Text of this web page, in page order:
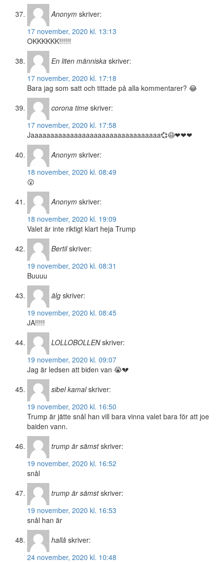
Anonym skriver:
17 november, 2020 kl. 13:13
OKKKKKK!!!!!!
En liten människa skriver:
17 november, 2020 kl. 17:18
Bara jag som satt och tittade på alla kommentarer? 😂
corona time skriver:
17 november, 2020 kl. 17:58
Jaaaaaaaaaaaaaaaaaaaaaaaaaaaaaaaaa💞😷❤❤❤
Anonym skriver:
18 november, 2020 kl. 08:49
😮
Anonym skriver:
18 november, 2020 kl. 19:09
Valet är inte riktigt klart heja Trump
Bertil skriver:
19 november, 2020 kl. 08:31
Buuuu
älg skriver:
19 november, 2020 kl. 08:45
JA!!!!!
LOLLOBOLLEN skriver:
19 november, 2020 kl. 09:07
Jag är ledsen att biden van 😭💔
sibel kamal skriver:
19 november, 2020 kl. 16:50
Trump är jätte snål han vill bara vinna valet bara för att joe
baiden vann.
trump är sämst skriver:
19 november, 2020 kl. 16:52
snål
trump är sämst skriver:
19 november, 2020 kl. 16:53
snål han är
hallå skriver:
24 november, 2020 kl. 10:48